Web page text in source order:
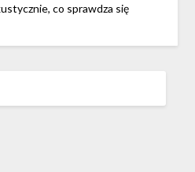
co sprawdza się